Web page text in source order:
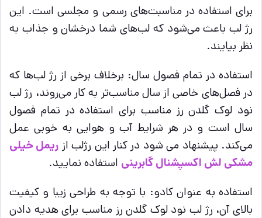
برای استفاده در مناسبت‌های رسمی و مجلسی است. این
رژ لب باعث می‌شود که لب‌های شما درخشان و جذاب به
نظر بیایند.
استفاده در تمام فصول سال: برخلاف برخی از رژ لب‌ها که
در فصل‌های خاصی از سال مناسب‌تر به کار می‌روند، رژ لب
نود لوک گلدن رز مناسب برای استفاده در تمام فصول
سال است و در هر شرایط آب و هوایی به خوبی عمل
می‌کند. پیشنهاد می شود در کنار این رژلب از ریمل خیلی
مشکی لش اکسپشنال گابرینی استفاده نمایید.
استفاده به عنوان کادو: با توجه به طراحی زیبا و کیفیت
بالای آن، رژ لب نود لوک گلدن رز مناسب برای هدیه دادن